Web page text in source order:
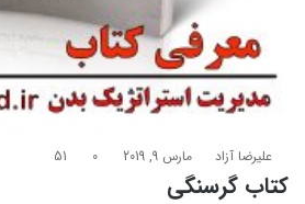
علیرضا آزاد مارس 9, 2019 0
51
کتاب گرسنگی